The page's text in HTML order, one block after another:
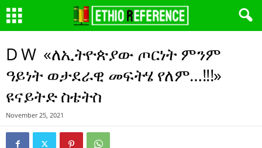
D W «ለኢትዮጵያው ጦርነት ምንም
ዓይነት ወታደራዊ መፍትሄ የለም…!!!»
ዩናይትድ ስቴትስ
November 25, 2021